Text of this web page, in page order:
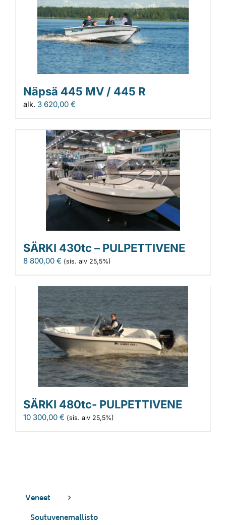
Näpsä 445 MV / 445 R
alk. 3 620,00 €
SÄRKI 430tc – PULPETTIVENE
8 800,00 € (sis. alv 25,5%)
SÄRKI 480tc- PULPETTIVENE
10 300,00 € (sis. alv 25,5%)
Veneet
Soutuvenemallisto